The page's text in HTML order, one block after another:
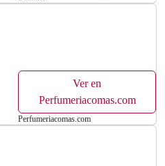
Ver en
Perfumeriacomas.com
Perfumeriacomas.com